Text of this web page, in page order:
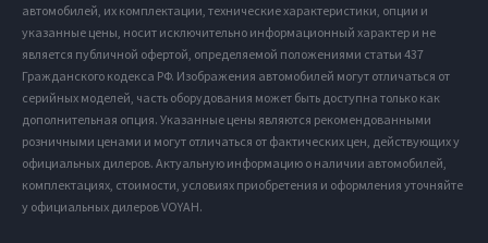
автомобилей, их комплектации, технические характеристики, опции и
указанные цены, носит исключительно информационный характер и не
является публичной офертой, определяемой положениями статьи 437
Гражданского кодекса РФ. Изображения автомобилей могут отличаться от
серийных моделей, часть оборудования может быть доступна только как
дополнительная опция. Указанные цены являются рекомендованными
розничными ценами и могут отличаться от фактических цен, действующих у
официальных дилеров. Актуальную информацию о наличии автомобилей,
комплектациях, стоимости, условиях приобретения и оформления уточняйте
у официальных дилеров VOYAH.